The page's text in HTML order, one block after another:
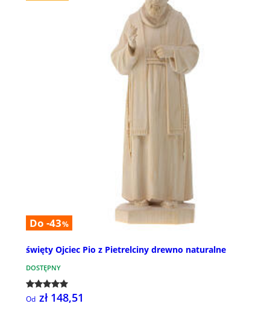
Do -43%
święty Ojciec Pio z Pietrelciny drewno naturalne
DOSTĘPNY
Od zł 148,51